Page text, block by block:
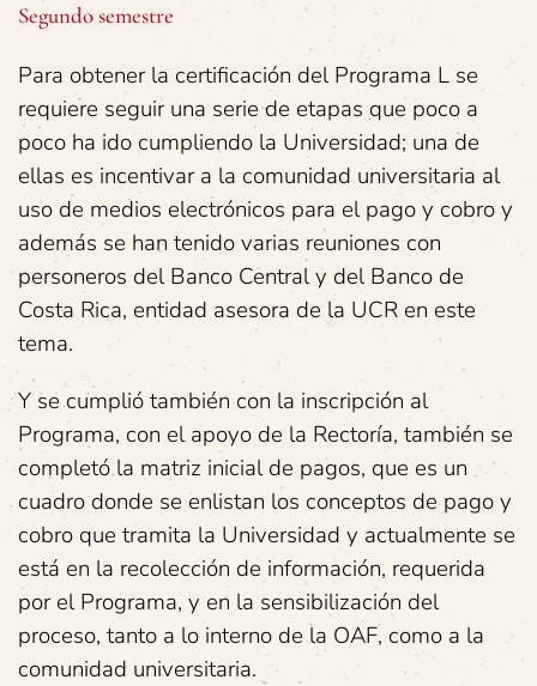
Segundo semestre
Para obtener la certificación del Programa L se
requiere seguir una serie de etapas que poco a
poco ha ido cumpliendo la Universidad; una de
ellas es incentivar a la comunidad universitaria al
uso de medios electrónicos para el pago y cobro y
además se han tenido varias reuniones con
personeros del Banco Central y del Banco de
Costa Rica, entidad asesora de la UCR en este
tema.
Y se cumplió también con la inscripción al
Programa, con el apoyo de la Rectoría, también se
completó la matriz inicial de pagos, que es un
cuadro donde se enlistan los conceptos de pago y
cobro que tramita la Universidad y actualmente se
está en la recolección de información, requerida
por el Programa, y en la sensibilización del
proceso, tanto a lo interno de la OAF, como a la
comunidad universitaria.